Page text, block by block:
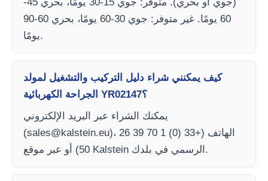
60 يومًا. غير متوفر: جوي 30-60 يومًا، بحري 60-90
يومًا.
كيف يمكنني شراء دليل التركيب والتشغيل لمولد
الجراحة الكهربائية YR02147؟
يمكنك الشراء عبر البريد الإلكتروني
(sales@kalstein.eu)، الهاتف (+33 (0) 1 70 39 26
50) أو عبر موقع Kalstein الرسمي في بلدك.